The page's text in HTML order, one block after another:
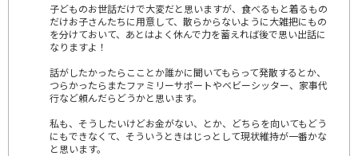
子どものお世話だけで大変だと思いますが、食べるもと着るもの
だけお子さんたちに用意して、散らからないように大雑把にもの
を分けておいて、あとはよく休んで力を蓄えれば後で思い出話に
なりますよ！
話がしたかったらこことか誰かに聞いてもらって発散するとか、
つらかったらまたファミリーサポートやベビーシッター、家事代
行など頼んだらどうかと思います。
私も、そうしたいけどお金がない、とか、どちらを向いてもどう
にもできなくて、そういうときはじっとして現状維持が一番かな
と思います。